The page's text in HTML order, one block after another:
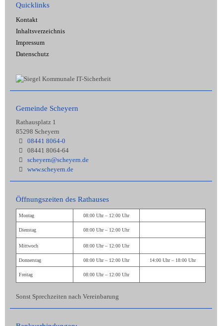
Quicklinks
Kontakt
Inhaltsverzeichnis
Impressum
Datenschutz
Gemeinde Scheyern
Rathausplatz 1
85298 Scheyern
08441 8064-0
08441 8064-64
scheyern@scheyern.de
www.scheyern.de
Öffnungszeiten des Rathauses
Montag 08:00 Uhr – 12:00 Uhr
Dienstag 08:00 Uhr – 12:00 Uhr
Mittwoch 08:00 Uhr – 12:00 Uhr
Donnerstag 08:00 Uhr – 12:00 Uhr 14:00 Uhr – 18:00 Uhr
Freitag 08:00 Uhr – 12:00 Uhr
Sonst Sprechzeiten nach Vereinbarung